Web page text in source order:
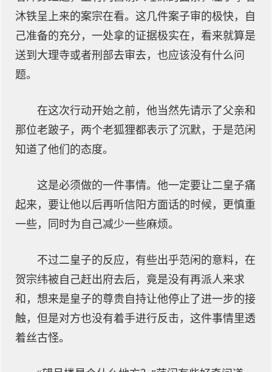
沐铁呈上来的案宗在看。这几件案子审的极快，自
己准备的充分，一处拿的证据极实在，看来就算是
送到大理寺或者刑部去审去，也应该没有什么问
题。
在这次行动开始之前，他当然先请示了父亲和
那位老跛子，两个老狐狸都表示了沉默，于是范闲
知道了他们的态度。
这是必须做的一件事情。他一定要让二皇子痛
起来，要让他以后再听信阳方面话的时候，更慎重
一些，同时为自己减少一些麻烦。
不过二皇子的反应，有些出乎范闲的意料，在
贺宗纬被自己赶出府去后，竟是没有再派人来求
和，想来是皇子的尊贵自持让他停止了进一步的接
触，但是对方也没有着手进行反击，这件事情里透
着丝古怪。